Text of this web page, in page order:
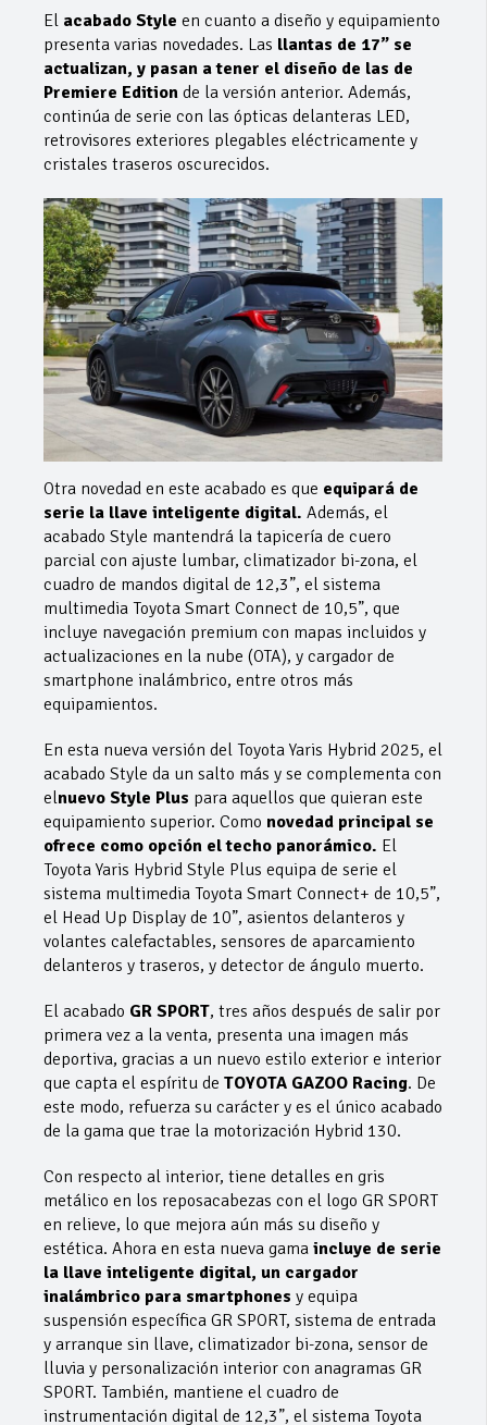
El acabado Style en cuanto a diseño y equipamiento
presenta varias novedades. Las llantas de 17” se
actualizan, y pasan a tener el diseño de las de
Premiere Edition de la versión anterior. Además,
continúa de serie con las ópticas delanteras LED,
retrovisores exteriores plegables eléctricamente y
cristales traseros oscurecidos.
Otra novedad en este acabado es que equipará de
serie la llave inteligente digital. Además, el
acabado Style mantendrá la tapicería de cuero
parcial con ajuste lumbar, climatizador bi-zona, el
cuadro de mandos digital de 12,3”, el sistema
multimedia Toyota Smart Connect de 10,5”, que
incluye navegación premium con mapas incluidos y
actualizaciones en la nube (OTA), y cargador de
smartphone inalámbrico, entre otros más
equipamientos.
En esta nueva versión del Toyota Yaris Hybrid 2025, el
acabado Style da un salto más y se complementa con
elnuevo Style Plus para aquellos que quieran este
equipamiento superior. Como novedad principal se
ofrece como opción el techo panorámico. El
Toyota Yaris Hybrid Style Plus equipa de serie el
sistema multimedia Toyota Smart Connect+ de 10,5”,
el Head Up Display de 10”, asientos delanteros y
volantes calefactables, sensores de aparcamiento
delanteros y traseros, y detector de ángulo muerto.
El acabado GR SPORT, tres años después de salir por
primera vez a la venta, presenta una imagen más
deportiva, gracias a un nuevo estilo exterior e interior
que capta el espíritu de TOYOTA GAZOO Racing. De
este modo, refuerza su carácter y es el único acabado
de la gama que trae la motorización Hybrid 130.
Con respecto al interior, tiene detalles en gris
metálico en los reposacabezas con el logo GR SPORT
en relieve, lo que mejora aún más su diseño y
estética. Ahora en esta nueva gama incluye de serie
la llave inteligente digital, un cargador
inalámbrico para smartphones y equipa
suspensión específica GR SPORT, sistema de entrada
y arranque sin llave, climatizador bi-zona, sensor de
lluvia y personalización interior con anagramas GR
SPORT. También, mantiene el cuadro de
instrumentación digital de 12,3”, el sistema Toyota